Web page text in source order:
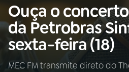
Buscar
na
Rádio
MEC
Buscar
Início
Ouça o
da Petrobras
sexta-feira (18)
MEC FM transmite direto do